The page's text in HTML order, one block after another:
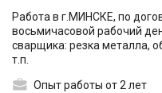
Работа в г.МИНСКЕ, по
восьмичасовой рабочий
сварщика: резка металла,
т.п.
Опыт работы от 2 лет